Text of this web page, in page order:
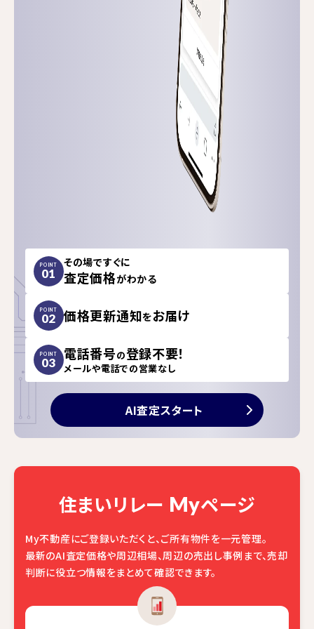
POINT
01
その場ですぐに
査定価格がわかる
POINT
02 価格更新通知をお届け
POINT
03 電話番号の登録不要！
メールや電話での営業なし
AI査定スタート
住まいリレー Myページ
My不動産にご登録いただくと、ご所有物件を一元管理。
最新のAI査定価格や周辺相場、周辺の売出し事例まで、売却
判断に役立つ情報をまとめて確認できます。